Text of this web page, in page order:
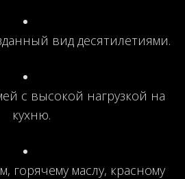
вид десятилетиями.
с высокой нагрузкой на
кухню.
горячему маслу, красному